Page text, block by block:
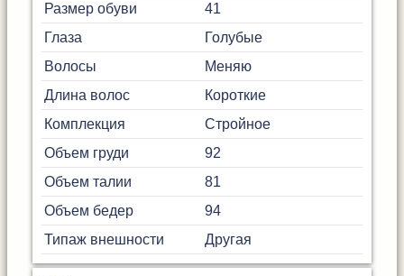
Размер обуви
41
Глаза
Голубые
Волосы
Меняю
Длина волос
Короткие
Комплекция
Стройное
Объем груди
92
Объем талии
81
Объем бедер
94
Типаж внешности
Другая